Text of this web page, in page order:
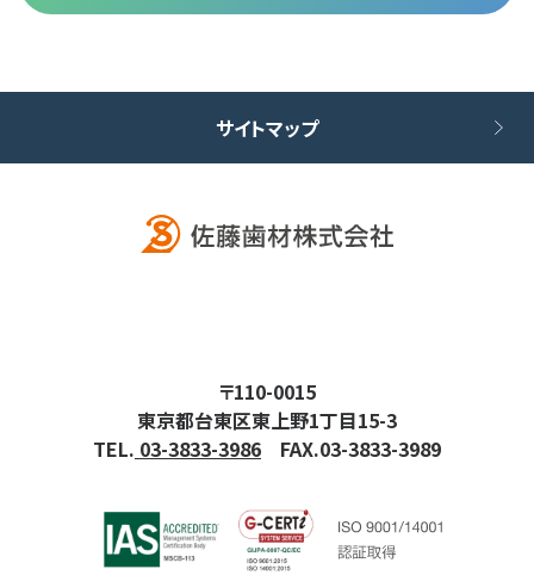
サイトマップ
〒110-0015
東京都台東区東上野1丁目15-3
TEL. 03-3833-3986 FAX.03-3833-3989